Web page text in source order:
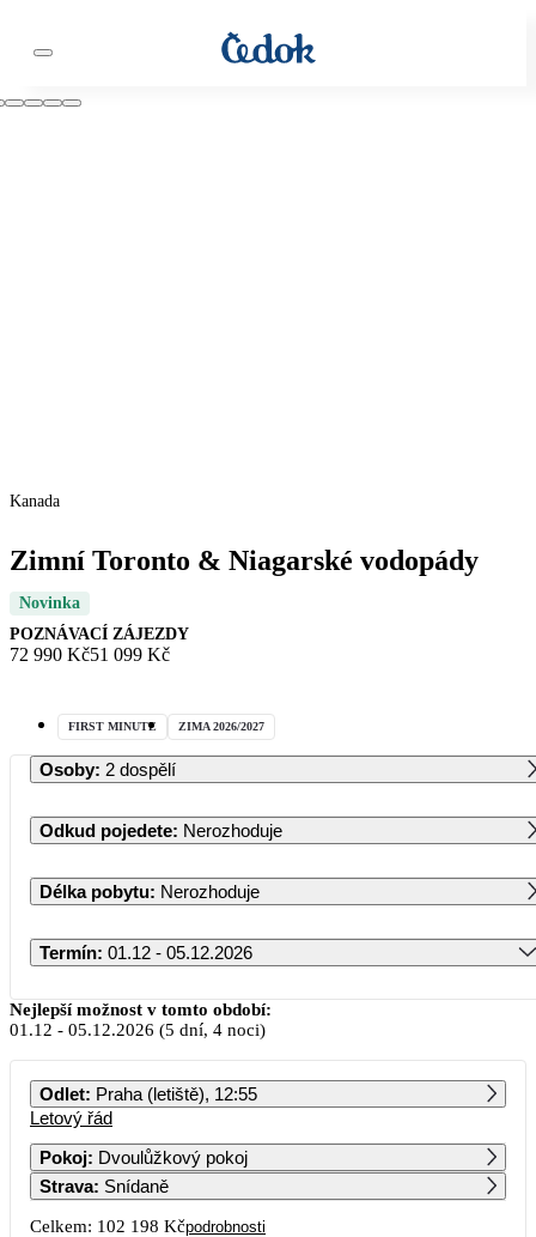
Kanada
Zimní Toronto & Niagarské vodopády
Novinka
POZNÁVACÍ ZÁJEZDY
72 990 Kč51 099 Kč
FIRST MINUTE ZIMA 2026/2027
Osoby: 2 dospělí
Odkud pojedete: Nerozhoduje
Délka pobytu: Nerozhoduje
Termín: 01.12 - 05.12.2026
Prosinec 2026
PO ÚT ST ČT PÁ SO NE
51 099
7
Nejlepší možnost v tomto období:
01.12 - 05.12.2026 (5 dní, 4 noci)
Odlet: Praha (letiště), 12:55
Letový řád
Pokoj: Dvoulůžkový pokoj
Strava: Snídaně
Celkem: 102 198 Kčpodrobnosti